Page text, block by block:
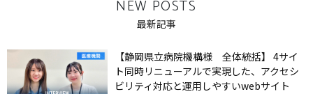
NEW POSTS
最新記事
【静岡県立病院機構様 全体統括】 4サイ
ト同時リニューアルで実現した、アクセシ
ビリティ対応と運用しやすいwebサイト